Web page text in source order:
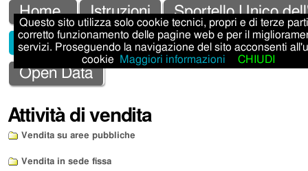
Salta
ai
contenuti.
alla
navigazione
Strumenti
personali
Sezioni
Home Istruzioni
Sportello Unico
Sportello Unico Attività Produttive - SUAP
Open Data
Attività di vendita
Vendita su aree pubbliche
Vendita in sede fissa
Questo sito utilizza solo cookie tecnici, propri e di terze
corretto funzionamento delle pagine web e per il
servizi. Proseguendo la navigazione del sito acconsenti
cookie
Maggiori informazioni CHIUDI